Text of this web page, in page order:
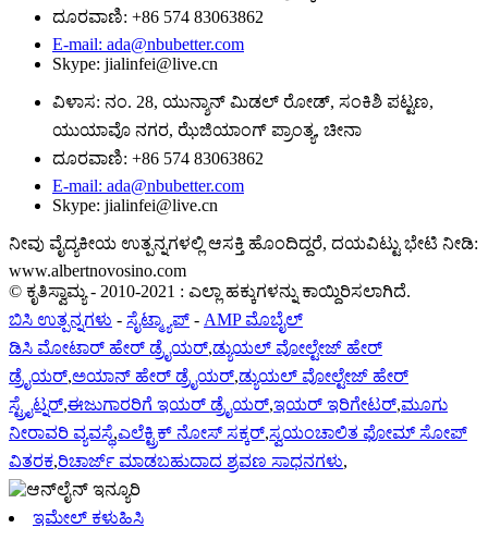
ದೂರವಾಣಿ: +86 574 83063862
E-mail: ada@nbubetter.com
Skype: jialinfei@live.cn
ವಿಳಾಸ: ನಂ. 28, ಯುನ್ಶಾನ್ ಮಿಡಲ್ ರೋಡ್, ಸಂಕಿಶಿ ಪಟ್ಟಣ,
ಯುಯಾವೊ ನಗರ, ಝೆಜಿಯಾಂಗ್ ಪ್ರಾಂತ್ಯ, ಚೀನಾ
ದೂರವಾಣಿ: +86 574 83063862
E-mail: ada@nbubetter.com
Skype: jialinfei@live.cn
ನೀವು ವೈದ್ಯಕೀಯ ಉತ್ಪನ್ನಗಳಲ್ಲಿ ಆಸಕ್ತಿ ಹೊಂದಿದ್ದರೆ, ದಯವಿಟ್ಟು ಭೇಟಿ ನೀಡಿ:
www.albertnovosino.com
© ಕೃತಿಸ್ವಾಮ್ಯ - 2010-2021 : ಎಲ್ಲಾ ಹಕ್ಕುಗಳನ್ನು ಕಾಯ್ದಿರಿಸಲಾಗಿದೆ.
ಬಿಸಿ ಉತ್ಪನ್ನಗಳು - ಸೈಟ್ಮ್ಯಾಪ್ - AMP ಮೊಬೈಲ್
ಡಿಸಿ ಮೋಟಾರ್ ಹೇರ್ ಡ್ರೈಯರ್,ಡ್ಯುಯಲ್ ವೋಲ್ಟೇಜ್ ಹೇರ್
ಡ್ರೈಯರ್,ಅಯಾನ್ ಹೇರ್ ಡ್ರೈಯರ್,ಡ್ಯುಯಲ್ ವೋಲ್ಟೇಜ್ ಹೇರ್
ಸ್ಟ್ರೈಟ್ನರ್,ಈಜುಗಾರರಿಗೆ ಇಯರ್ ಡ್ರೈಯರ್,ಇಯರ್ ಇರಿಗೇಟರ್,ಮೂಗು
ನೀರಾವರಿ ವ್ಯವಸ್ಥೆ,ಎಲೆಕ್ಟ್ರಿಕ್ ನೋಸ್ ಸಕ್ಕರ್,ಸ್ವಯಂಚಾಲಿತ ಫೋಮ್ ಸೋಪ್
ವಿತರಕ,ರಿಚಾರ್ಜ್ ಮಾಡಬಹುದಾದ ಶ್ರವಣ ಸಾಧನಗಳು,
ಇಮೇಲ್ ಕಳುಹಿಸಿ